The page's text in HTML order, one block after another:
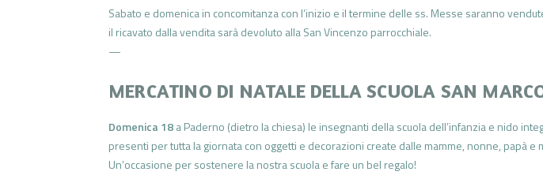
Sabato e domenica in concomitanza con l’inizio e il termine delle ss. Messe saranno
il ricavato dalla vendita sarà devoluto alla San Vincenzo parrocchiale.
—
MERCATINO DI NATALE DELLA SCUOLA SAN
Domenica 18a Paderno (dietro la chiesa) le insegnanti della scuola dell’infanzia e nido
presenti per tutta la giornata con oggetti e decorazioni create dalle mamme, nonne, papà e
Un’occasione per sostenere la nostra scuola e fare un bel regalo!